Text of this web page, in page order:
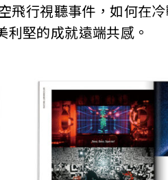
飛行視聽事件，如何在
堅的成就遠端共感。